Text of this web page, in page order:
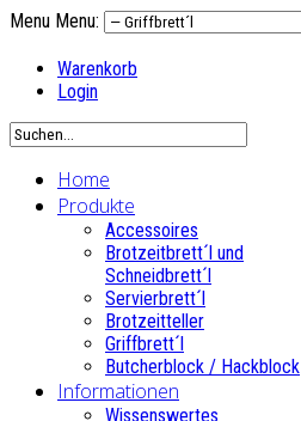
Menu Menu:
Warenkorb
Login
Home
Produkte
Accessoires
Brotzeitbrett´l und
Schneidbrett´l
Servierbrett´l
Brotzeitteller
Griffbrett´l
Butcherblock / Hackblock
Informationen
Wissenswertes